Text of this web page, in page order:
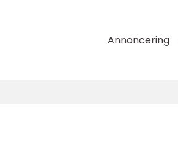
Annoncering